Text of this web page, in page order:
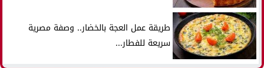
طريقة عمل العجة بالخضار.. وصفة مصرية
سريعة للفطار...